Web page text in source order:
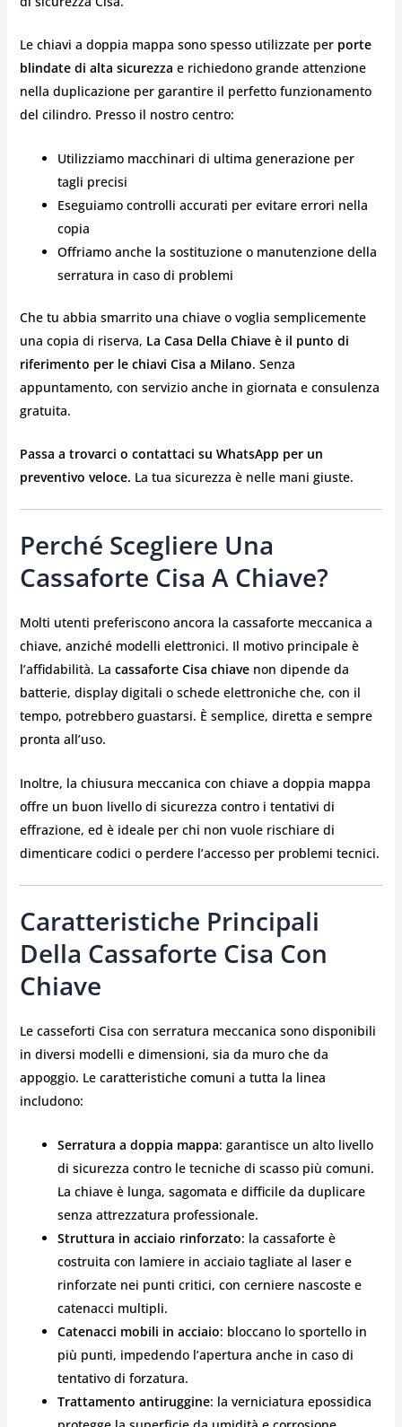
Le chiavi a doppia mappa sono spesso utilizzate per porte
blindate di alta sicurezza e richiedono grande attenzione
nella duplicazione per garantire il perfetto funzionamento
del cilindro. Presso il nostro centro:
Utilizziamo macchinari di ultima generazione per
tagli precisi
Eseguiamo controlli accurati per evitare errori nella
copia
Offriamo anche la sostituzione o manutenzione della
serratura in caso di problemi
Che tu abbia smarrito una chiave o voglia semplicemente
una copia di riserva, La Casa Della Chiave è il punto di
riferimento per le chiavi Cisa a Milano. Senza
appuntamento, con servizio anche in giornata e consulenza
gratuita.
Passa a trovarci o contattaci su WhatsApp per un
preventivo veloce. La tua sicurezza è nelle mani giuste.
Perché Scegliere Una
Cassaforte Cisa A Chiave?
Molti utenti preferiscono ancora la cassaforte meccanica a
chiave, anziché modelli elettronici. Il motivo principale è
l’affidabilità. La cassaforte Cisa chiavenon dipende da
batterie, display digitali o schede elettroniche che, con il
tempo, potrebbero guastarsi. È semplice, diretta e sempre
pronta all’uso.
Inoltre, la chiusura meccanica con chiave a doppia mappa
offre un buon livello di sicurezza contro i tentativi di
effrazione, ed è ideale per chi non vuole rischiare di
dimenticare codici o perdere l’accesso per problemi tecnici.
Caratteristiche Principali
Della Cassaforte Cisa Con
Chiave
Le casseforti Cisa con serratura meccanica sono disponibili
in diversi modelli e dimensioni, sia da muro che da
appoggio. Le caratteristiche comuni a tutta la linea
includono:
Serratura a doppia mappa: garantisce un alto livello
di sicurezza contro le tecniche di scasso più comuni.
La chiave è lunga, sagomata e difficile da duplicare
senza attrezzatura professionale.
Struttura in acciaio rinforzato: la cassaforte è
costruita con lamiere in acciaio tagliate al laser e
rinforzate nei punti critici, con cerniere nascoste e
catenacci multipli.
Catenacci mobili in acciaio: bloccano lo sportello in
più punti, impedendo l’apertura anche in caso di
tentativo di forzatura.
Trattamento antiruggine: la verniciatura epossidica